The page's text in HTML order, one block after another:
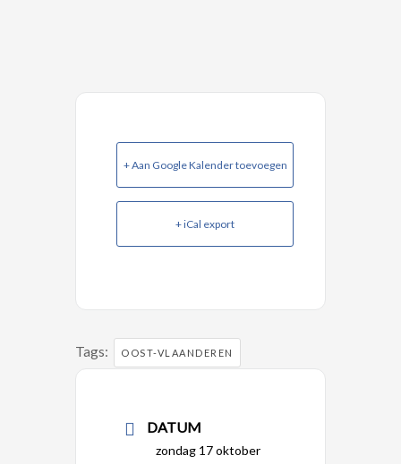
+ Aan Google Kalender toevoegen
+ iCal export
Tags: OOST-VLAANDEREN
DATUM
zondag 17 oktober